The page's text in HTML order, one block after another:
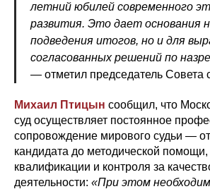
летний юбилей современного
развития. Это дает основания
подведения итогов, но и для
согласованных решений по
— отметил председатель Совета
Михаил Птицын сообщил, что
суд осуществляет постоянное
сопровождение мирового судьи —
кандидата до методической
квалификации и контроля за
деятельности: «При этом